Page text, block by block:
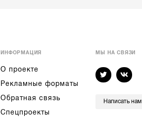
ИНФОРМАЦИЯ
О проекте
Рекламные форматы
Обратная связь
Спецпроекты
МЫ НА СВЯЗИ
Написать нам